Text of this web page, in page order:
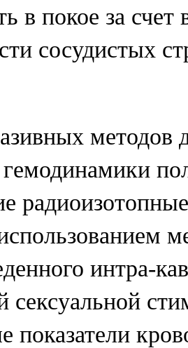
в покое за
сосудистых
методов
гемодинамики
интра-
сексуальной
показатели